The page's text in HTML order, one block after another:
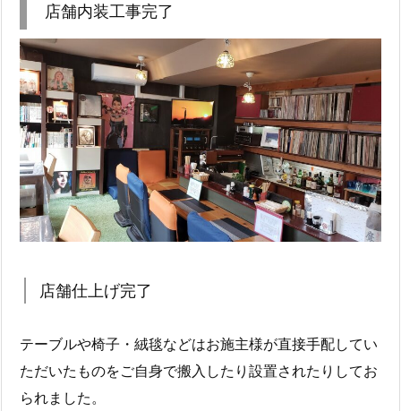
店舗内装工事完了
店舗仕上げ完了
テーブルや椅子・絨毯などはお施主様が直接手配してい
ただいたものをご自身で搬入したり設置されたりしてお
られました。